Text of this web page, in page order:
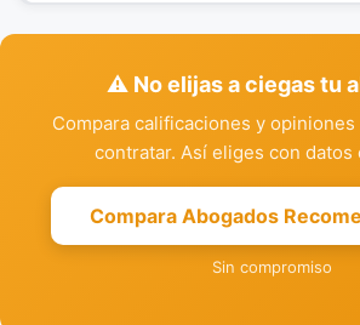
⚠️ No elijas a ciegas tu
Compara calificaciones y
contratar. Así eliges con datos
Compara Abogados
Sin compromiso